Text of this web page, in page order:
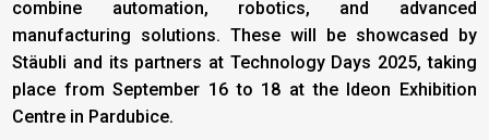
combine automation, robotics, and advanced
manufacturing solutions. These will be showcased by
Stäubli and its partners at Technology Days 2025, taking
place from September 16 to 18 at the Ideon Exhibition
Centre in Pardubice.